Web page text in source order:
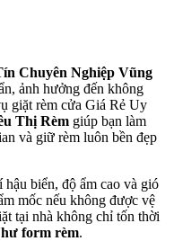
Chuyên Nghiệp Vũng
ảnh hưởng đến không
giặt rèm cửa Giá Rẻ Uy
Thị Rèm giúp bạn làm
và giữ rèm luôn bền đẹp
hậu biển, độ ẩm cao và gió
mốc nếu không được vệ
tại nhà không chỉ tốn thời
form rèm.